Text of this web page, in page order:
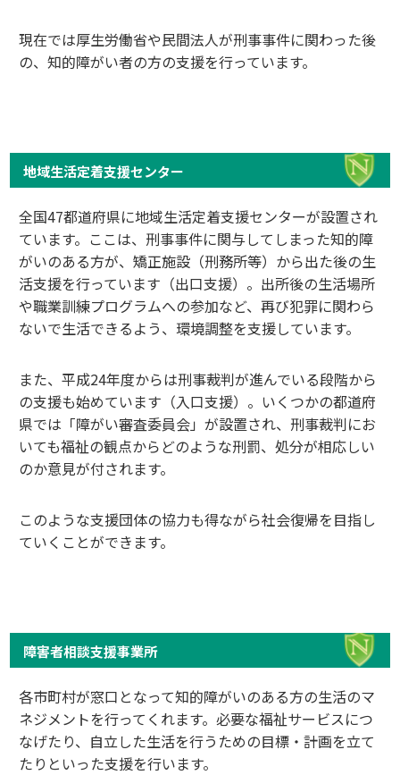
現在では厚生労働省や民間法人が刑事事件に関わった後
の、知的障がい者の方の支援を行っています。
地域生活定着支援センター
全国47都道府県に地域生活定着支援センターが設置され
ています。ここは、刑事事件に関与してしまった知的障
がいのある方が、矯正施設（刑務所等）から出た後の生
活支援を行っています（出口支援）。出所後の生活場所
や職業訓練プログラムへの参加など、再び犯罪に関わら
ないで生活できるよう、環境調整を支援しています。
また、平成24年度からは刑事裁判が進んでいる段階から
の支援も始めています（入口支援）。いくつかの都道府
県では「障がい審査委員会」が設置され、刑事裁判にお
いても福祉の観点からどのような刑罰、処分が相応しい
のか意見が付されます。
このような支援団体の協力も得ながら社会復帰を目指し
ていくことができます。
障害者相談支援事業所
各市町村が窓口となって知的障がいのある方の生活のマ
ネジメントを行ってくれます。必要な福祉サービスにつ
なげたり、自立した生活を行うための目標・計画を立て
たりといった支援を行います。